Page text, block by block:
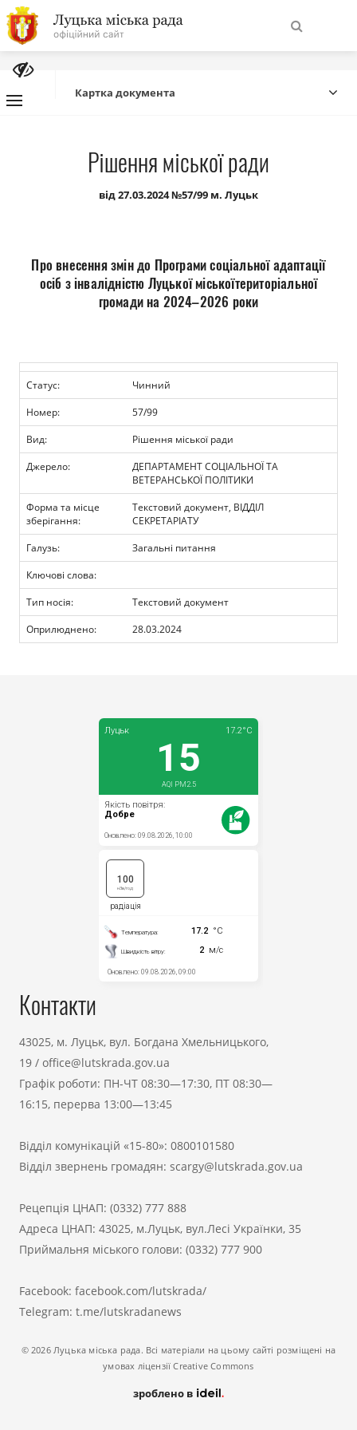
На
головну
сайту
Про місто
Міська влада
Бюджет
Прозорість влади
Документи
Картка документа
Рішення міської ради
від 27.03.2024 №57/99 м. Луцьк
Про внесення змін до Програми соціальної адаптації
осіб з інвалідністю Луцької міськоїтериторіальної
громади на 2024–2026 роки
Статус:
Чинний
Номер:
57/99
Вид:
Рішення міської ради
Джерело:
ДЕПАРТАМЕНТ СОЦІАЛЬНОЇ ТА
ВЕТЕРАНСЬКОЇ ПОЛІТИКИ
Форма та місце
зберігання:
Текстовий документ, ВІДДІЛ
СЕКРЕТАРІАТУ
Галузь:
Загальні питання
Ключові слова:
Тип носія:
Текстовий документ
Оприлюднено:
28.03.2024
Контакти
43025, м. Луцьк, вул. Богдана Хмельницького,
19 / office@lutskrada.gov.ua
Графік роботи: ПН-ЧТ 08:30—17:30, ПТ 08:30—
16:15, перерва 13:00—13:45
Відділ комунікацій «15-80»: 0800101580
Відділ звернень громадян: scargy@lutskrada.gov.ua
Рецепція ЦНАП: (0332) 777 888
Адреса ЦНАП: 43025, м.Луцьк, вул.Лесі Українки, 35
Приймальня міського голови: (0332) 777 900
Facebook: facebook.com/lutskrada/
Telegram: t.me/lutskradanews
© 2026 Луцька міська рада. Всі матеріали на цьому сайті розміщені на
умовах ліцензії Creative Commons
зроблено в